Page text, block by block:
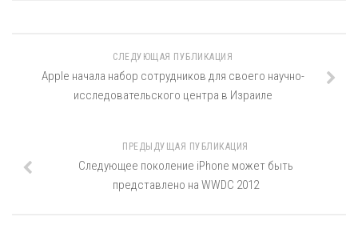
СЛЕДУЮЩАЯ ПУБЛИКАЦИЯ
Apple начала набор сотрудников для своего научно-
исследовательского центра в Израиле
ПРЕДЫДУЩАЯ ПУБЛИКАЦИЯ
Следующее поколение iPhone может быть
представлено на WWDC 2012